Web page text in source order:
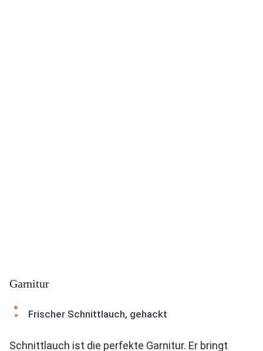
Garnitur
Frischer Schnittlauch, gehackt
Schnittlauch ist die perfekte Garnitur. Er bringt